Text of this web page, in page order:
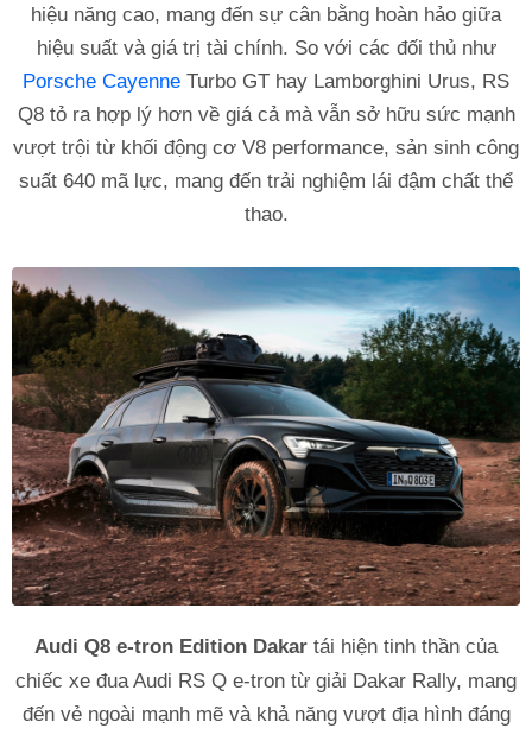
hiệu năng cao, mang đến sự cân bằng hoàn hảo giữa
hiệu suất và giá trị tài chính. So với các đối thủ như
Porsche Cayenne Turbo GT hay Lamborghini Urus, RS
Q8 tỏ ra hợp lý hơn về giá cả mà vẫn sở hữu sức mạnh
vượt trội từ khối động cơ V8 performance, sản sinh công
suất 640 mã lực, mang đến trải nghiệm lái đậm chất thể
thao.
Audi Q8 e-tron Edition Dakar tái hiện tinh thần của
chiếc xe đua Audi RS Q e-tron từ giải Dakar Rally, mang
đến vẻ ngoài mạnh mẽ và khả năng vượt địa hình đáng